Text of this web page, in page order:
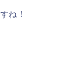
ね！